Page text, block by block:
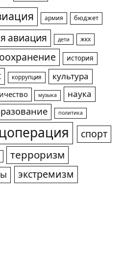
армия бюджет
авиация дети жкх
история
коррупция
культура
музыка
наука
политика
спорт
терроризм
экстремизм